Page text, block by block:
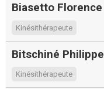
Biasetto Florence
Kinésithérapeute
Bitschiné Philippe
Kinésithérapeute